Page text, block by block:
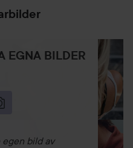
EGNA BILDER
egen bild av